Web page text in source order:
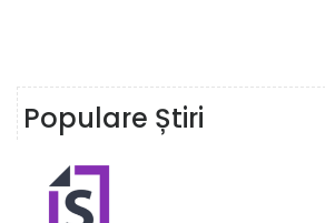
Populare Știri